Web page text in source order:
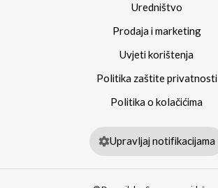
Uredništvo
Prodaja i marketing
Uvjeti korištenja
Politika zaštite privatnosti
Politika o kolačićima
Upravljaj notifikacijama